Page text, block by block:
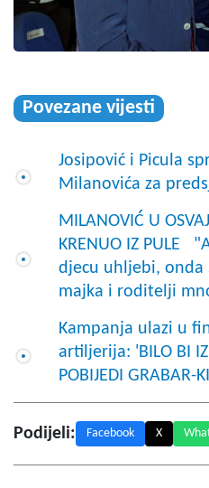
Povezane vijesti
Josipović i Picula
Milanovića za
MILANOVIĆ U
KRENUO IZ PULE
djecu uhljebi,
majka i roditelji
Kampanja ulazi u
artiljerija: 'BILO BI
POBIJEDI GRABAR-
Podijeli: Facebook X